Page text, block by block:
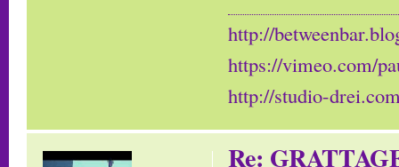
http://
https://vimeo.com/
http://studio-
Re: